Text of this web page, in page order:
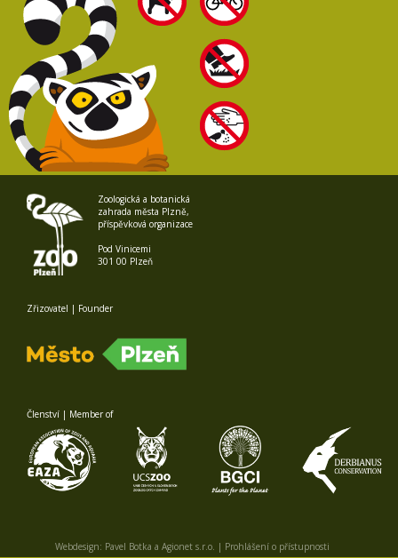
Zoologická a botanická
zahrada města Plzně,
příspěvková organizace
Pod Vinicemi
301 00 Plzeň
Zřizovatel | Founder
Členství | Member of
Webdesign: Pavel Botka a Agionet s.r.o. | Prohlášení o přístupnosti